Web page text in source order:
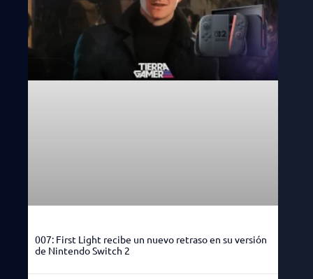
007: First Light recibe un nuevo retraso en su versión
de Nintendo Switch 2